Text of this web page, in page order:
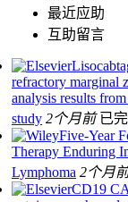
最近应助
互助留言
refractory marginal
analysis results
study 2个月前 已
Five‐Year
Therapy Enduring
Lymphoma 2个月
CD19